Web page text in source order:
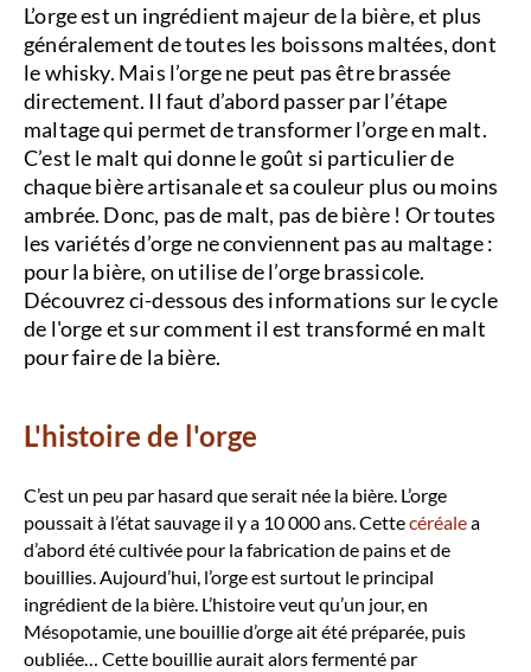
L’orge est un ingrédient majeur de la bière, et plus
généralement de toutes les boissons maltées, dont
le whisky. Mais l’orge ne peut pas être brassée
directement. Il faut d’abord passer par l’étape
maltage qui permet de transformer l’orge en malt.
C’est le malt qui donne le goût si particulier de
chaque bière artisanale et sa couleur plus ou moins
ambrée. Donc, pas de malt, pas de bière ! Or toutes
les variétés d’orge ne conviennent pas au maltage :
pour la bière, on utilise de l’orge brassicole.
Découvrez ci-dessous des informations sur le cycle
de l'orge et sur comment il est transformé en malt
pour faire de la bière.
L'histoire de l'orge
C’est un peu par hasard que serait née la bière. L’orge
poussait à l’état sauvage il y a 10 000 ans. Cettecéréalea
d’abord été cultivée pour la fabrication de pains et de
bouillies. Aujourd’hui, l’orge est surtout le principal
ingrédient de la bière. L’histoire veut qu’un jour, en
Mésopotamie, une bouillie d’orge ait été préparée, puis
oubliée… Cette bouillie aurait alors fermenté par